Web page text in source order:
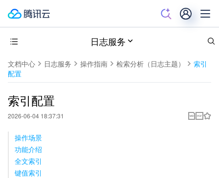
日志服务
文档中心 日志服务 操作指南 检索分析（日志主题）
索引
配置
索引配置
2026-06-04 18:37:31
操作场景
功能介绍
全文索引
键值索引